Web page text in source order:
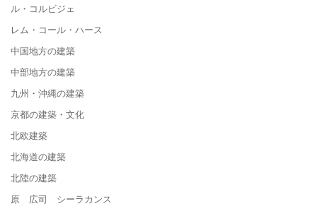
ル・コルビジェ
レム・コール・ハース
中国地方の建築
中部地方の建築
九州・沖縄の建築
京都の建築・文化
北欧建築
北海道の建築
北陸の建築
原 広司 シーラカンス